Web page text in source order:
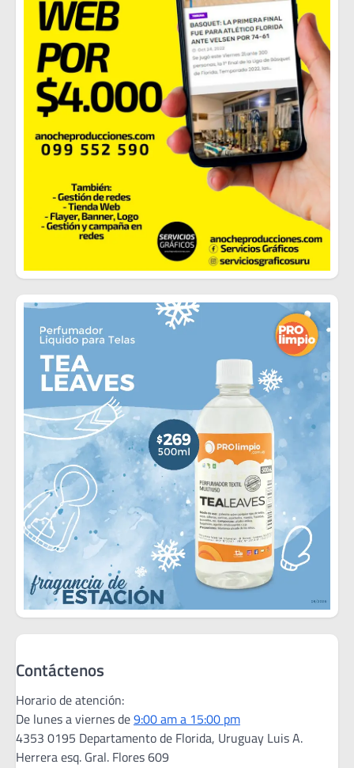
Contáctenos
Horario de atención:
De lunes a viernes de9:00 am a 15:00 pm
4353 0195 Departamento de Florida, Uruguay Luis A.
Herrera esq. Gral. Flores 609